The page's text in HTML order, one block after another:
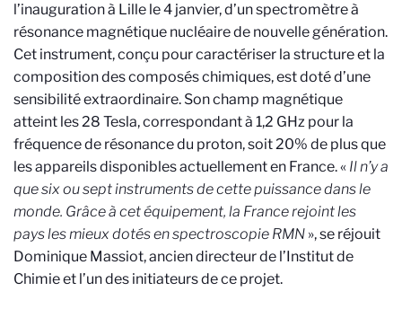
l’inauguration à Lille le 4 janvier, d’un spectromètre à
résonance magnétique nucléaire de nouvelle génération.
Cet instrument, conçu pour caractériser la structure et la
composition des composés chimiques, est doté d’une
sensibilité extraordinaire. Son champ magnétique
atteint les 28 Tesla, correspondant à 1,2 GHz pour la
fréquence de résonance du proton, soit 20% de plus que
les appareils disponibles actuellement en France. « Il n’y a
que six ou sept instruments de cette puissance dans le
monde. Grâce à cet équipement, la France rejoint les
pays les mieux dotés en spectroscopie RMN », se réjouit
Dominique Massiot, ancien directeur de l’Institut de
Chimie et l’un des initiateurs de ce projet.